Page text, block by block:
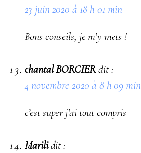
23 juin 2020 à 18 h 01 min
Bons conseils, je m’y mets !
chantal BORCIERdit :
4 novembre 2020 à 8 h 09 min
c’est super j’ai tout compris
Marilidit :